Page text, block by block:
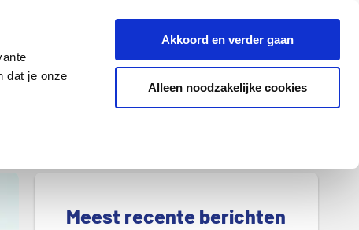
dat je onze
Akkoord en verder gaan
Alleen noodzakelijke cookies
Z
e
k
d
n
P
Meest recente berichten